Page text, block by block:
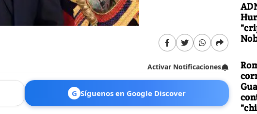
Activar Notificaciones
G Síguenos en Google Discover